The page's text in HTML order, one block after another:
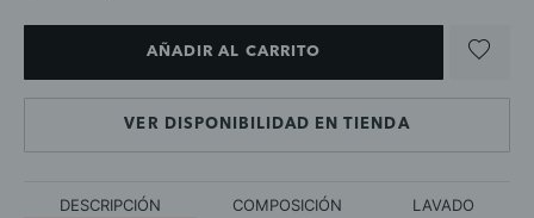
AÑADIR AL CARRITO
VER DISPONIBILIDAD EN TIENDA
DESCRIPCIÓN COMPOSICIÓN LAVADO